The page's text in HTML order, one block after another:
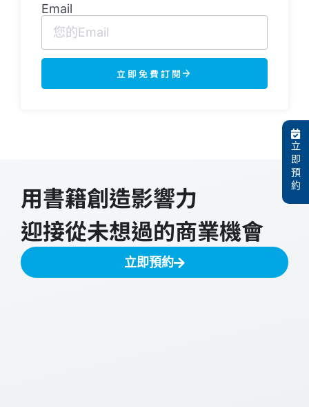
Email
立即免費訂閱
用書籍創造影響力
迎接從未想過的商業機會
立即預約
立
即
預
約